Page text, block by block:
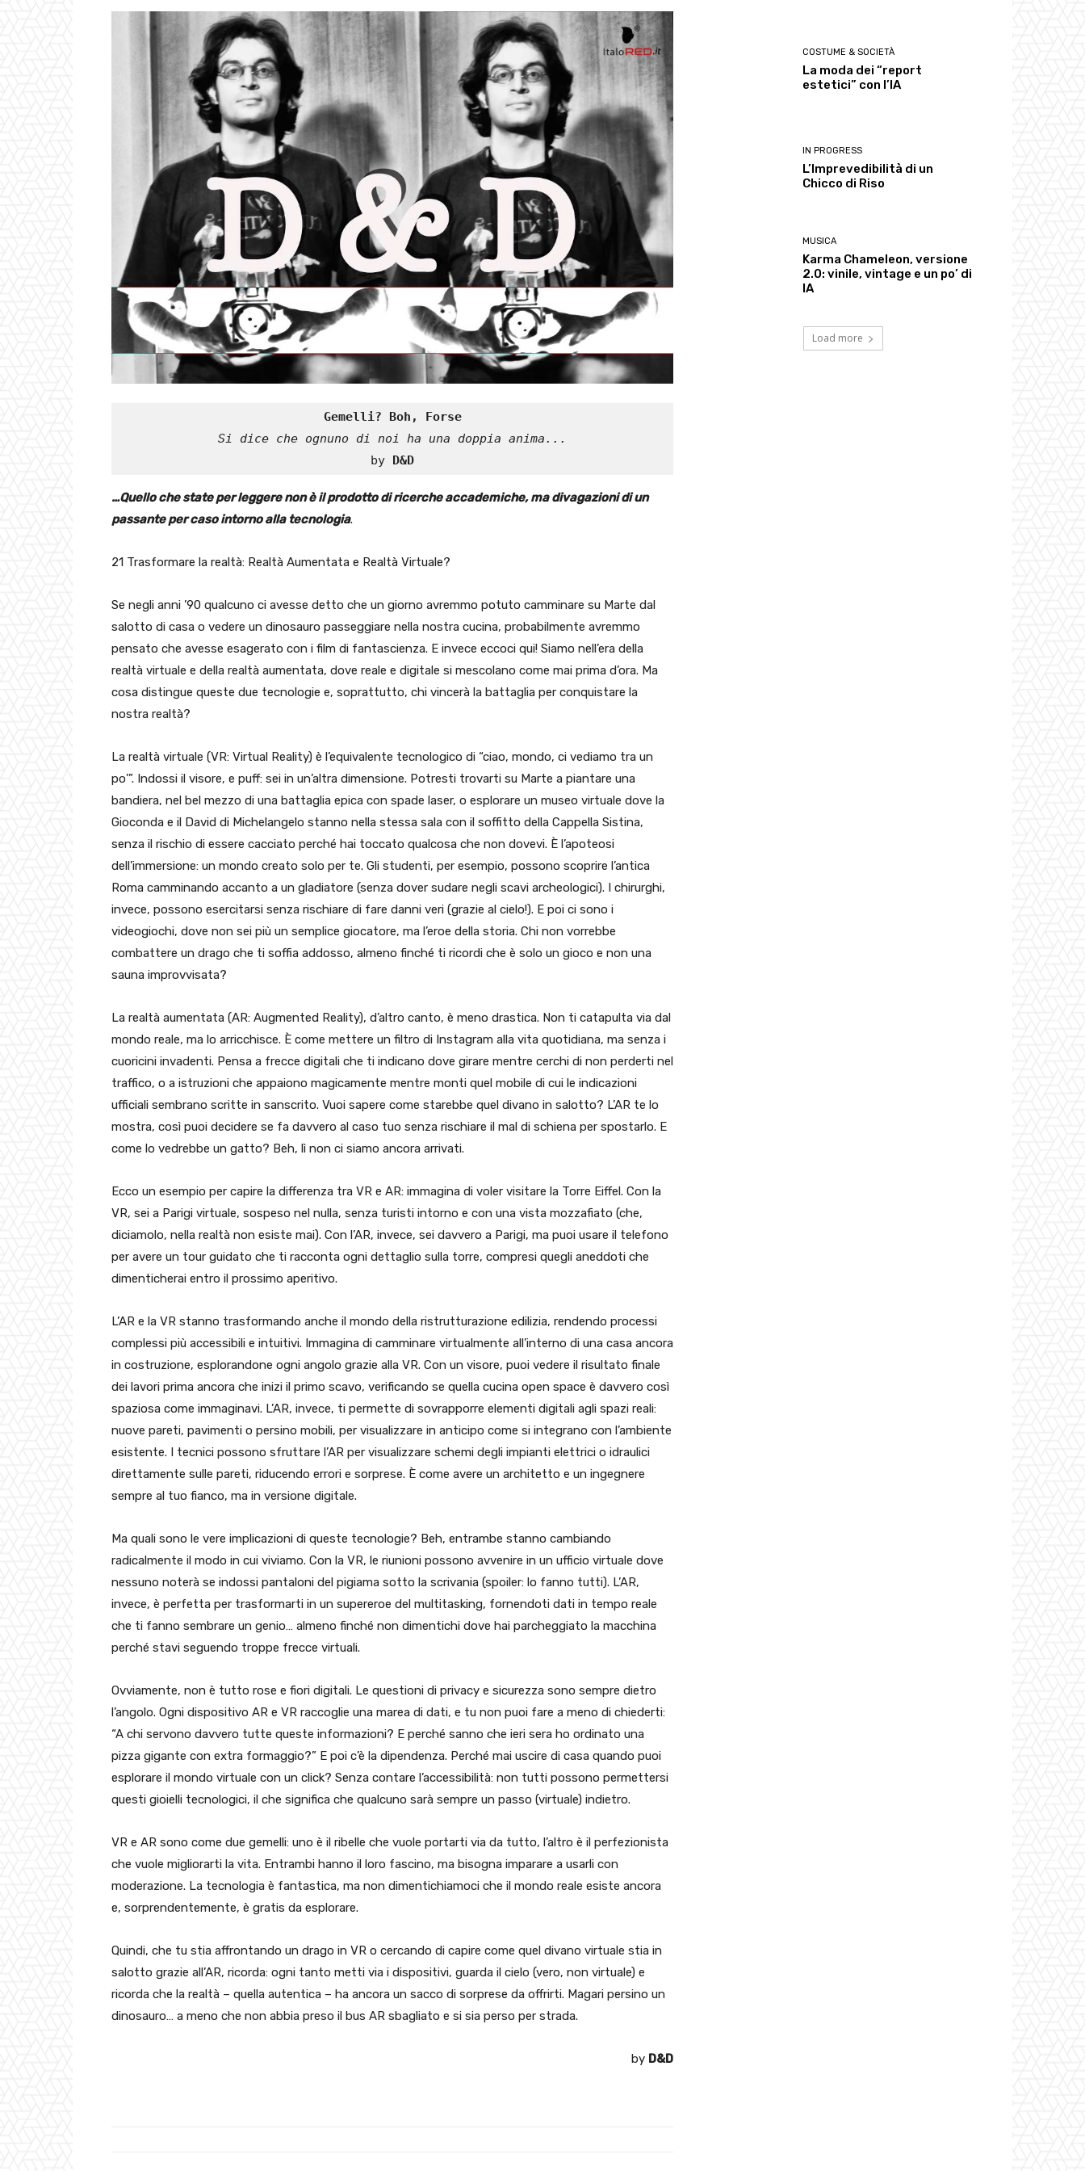
Gemelli? Boh, Forse
Si dice che ognuno di noi ha una doppia anima...
by D&D
…Quello che state per leggere non è il prodotto di ricerche accademiche, ma divagazioni di un
passante per caso intorno alla tecnologia.
21 Trasformare la realtà: Realtà Aumentata e Realtà Virtuale?
Se negli anni ’90 qualcuno ci avesse detto che un giorno avremmo potuto camminare su Marte dal
salotto di casa o vedere un dinosauro passeggiare nella nostra cucina, probabilmente avremmo
pensato che avesse esagerato con i film di fantascienza. E invece eccoci qui! Siamo nell’era della
realtà virtuale e della realtà aumentata, dove reale e digitale si mescolano come mai prima d’ora. Ma
cosa distingue queste due tecnologie e, soprattutto, chi vincerà la battaglia per conquistare la
nostra realtà?
La realtà virtuale (VR: Virtual Reality) è l’equivalente tecnologico di “ciao, mondo, ci vediamo tra un
po’”. Indossi il visore, e puff: sei in un’altra dimensione. Potresti trovarti su Marte a piantare una
bandiera, nel bel mezzo di una battaglia epica con spade laser, o esplorare un museo virtuale dove la
Gioconda e il David di Michelangelo stanno nella stessa sala con il soffitto della Cappella Sistina,
senza il rischio di essere cacciato perché hai toccato qualcosa che non dovevi. È l’apoteosi
dell’immersione: un mondo creato solo per te. Gli studenti, per esempio, possono scoprire l’antica
Roma camminando accanto a un gladiatore (senza dover sudare negli scavi archeologici). I chirurghi,
invece, possono esercitarsi senza rischiare di fare danni veri (grazie al cielo!). E poi ci sono i
videogiochi, dove non sei più un semplice giocatore, ma l’eroe della storia. Chi non vorrebbe
combattere un drago che ti soffia addosso, almeno finché ti ricordi che è solo un gioco e non una
sauna improvvisata?
La realtà aumentata (AR: Augmented Reality), d’altro canto, è meno drastica. Non ti catapulta via dal
mondo reale, ma lo arricchisce. È come mettere un filtro di Instagram alla vita quotidiana, ma senza i
cuoricini invadenti. Pensa a frecce digitali che ti indicano dove girare mentre cerchi di non perderti nel
traffico, o a istruzioni che appaiono magicamente mentre monti quel mobile di cui le indicazioni
ufficiali sembrano scritte in sanscrito. Vuoi sapere come starebbe quel divano in salotto? L’AR te lo
mostra, così puoi decidere se fa davvero al caso tuo senza rischiare il mal di schiena per spostarlo. E
come lo vedrebbe un gatto? Beh, lì non ci siamo ancora arrivati.
Ecco un esempio per capire la differenza tra VR e AR: immagina di voler visitare la Torre Eiffel. Con la
VR, sei a Parigi virtuale, sospeso nel nulla, senza turisti intorno e con una vista mozzafiato (che,
diciamolo, nella realtà non esiste mai). Con l’AR, invece, sei davvero a Parigi, ma puoi usare il telefono
per avere un tour guidato che ti racconta ogni dettaglio sulla torre, compresi quegli aneddoti che
dimenticherai entro il prossimo aperitivo.
L’AR e la VR stanno trasformando anche il mondo della ristrutturazione edilizia, rendendo processi
complessi più accessibili e intuitivi. Immagina di camminare virtualmente all’interno di una casa ancora
in costruzione, esplorandone ogni angolo grazie alla VR. Con un visore, puoi vedere il risultato finale
dei lavori prima ancora che inizi il primo scavo, verificando se quella cucina open space è davvero così
spaziosa come immaginavi. L’AR, invece, ti permette di sovrapporre elementi digitali agli spazi reali:
nuove pareti, pavimenti o persino mobili, per visualizzare in anticipo come si integrano con l’ambiente
esistente. I tecnici possono sfruttare l’AR per visualizzare schemi degli impianti elettrici o idraulici
direttamente sulle pareti, riducendo errori e sorprese. È come avere un architetto e un ingegnere
sempre al tuo fianco, ma in versione digitale.
Ma quali sono le vere implicazioni di queste tecnologie? Beh, entrambe stanno cambiando
radicalmente il modo in cui viviamo. Con la VR, le riunioni possono avvenire in un ufficio virtuale dove
nessuno noterà se indossi pantaloni del pigiama sotto la scrivania (spoiler: lo fanno tutti). L’AR,
invece, è perfetta per trasformarti in un supereroe del multitasking, fornendoti dati in tempo reale
che ti fanno sembrare un genio… almeno finché non dimentichi dove hai parcheggiato la macchina
perché stavi seguendo troppe frecce virtuali.
Ovviamente, non è tutto rose e fiori digitali. Le questioni di privacy e sicurezza sono sempre dietro
l’angolo. Ogni dispositivo AR e VR raccoglie una marea di dati, e tu non puoi fare a meno di chiederti:
“A chi servono davvero tutte queste informazioni? E perché sanno che ieri sera ho ordinato una
pizza gigante con extra formaggio?” E poi c’è la dipendenza. Perché mai uscire di casa quando puoi
esplorare il mondo virtuale con un click? Senza contare l’accessibilità: non tutti possono permettersi
questi gioielli tecnologici, il che significa che qualcuno sarà sempre un passo (virtuale) indietro.
VR e AR sono come due gemelli: uno è il ribelle che vuole portarti via da tutto, l’altro è il perfezionista
che vuole migliorarti la vita. Entrambi hanno il loro fascino, ma bisogna imparare a usarli con
moderazione. La tecnologia è fantastica, ma non dimentichiamoci che il mondo reale esiste ancora
e, sorprendentemente, è gratis da esplorare.
Quindi, che tu stia affrontando un drago in VR o cercando di capire come quel divano virtuale stia in
salotto grazie all’AR, ricorda: ogni tanto metti via i dispositivi, guarda il cielo (vero, non virtuale) e
ricorda che la realtà – quella autentica – ha ancora un sacco di sorprese da offrirti. Magari persino un
dinosauro… a meno che non abbia preso il bus AR sbagliato e si sia perso per strada.
by D&D
COSTUME & SOCIETÀ
La moda dei “report
estetici” con l’IA
IN PROGRESS
L’Imprevedibilità di un
Chicco di Riso
MUSICA
Karma Chameleon, versione
2.0: vinile, vintage e un po’ di
IA
Load more